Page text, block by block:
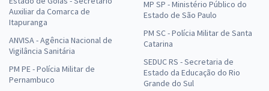
Auxiliar da Comarca de
Itapuranga
ANVISA - Agência Nacional de
Vigilância Sanitária
PM PE - Polícia Militar de
Pernambuco
MP SP - Ministério Público do
Estado de São Paulo
PM SC - Polícia Militar de Santa
Catarina
SEDUC RS - Secretaria de
Estado da Educação do Rio
Grande do Sul